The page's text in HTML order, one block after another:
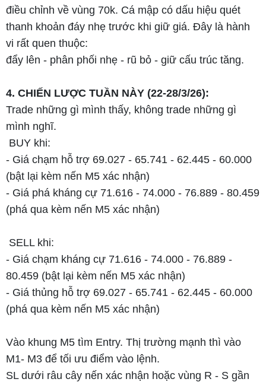
điều chỉnh về vùng 70k. Cá mập có dấu hiệu quét
thanh khoản đáy nhẹ trước khi giữ giá. Đây là hành
vi rất quen thuộc:
đẩy lên - phân phối nhẹ - rũ bỏ - giữ cấu trúc tăng.
4. CHIẾN LƯỢC TUẦN NÀY (22-28/3/26):
Trade những gì mình thấy, không trade những gì
mình nghĩ.
BUY khi:
- Giá chạm hỗ trợ 69.027 - 65.741 - 62.445 - 60.000
(bật lại kèm nến M5 xác nhận)
- Giá phá kháng cự 71.616 - 74.000 - 76.889 - 80.459
(phá qua kèm nến M5 xác nhận)
SELL khi:
- Giá chạm kháng cự 71.616 - 74.000 - 76.889 -
80.459 (bật lại kèm nến M5 xác nhận)
- Giá thủng hỗ trợ 69.027 - 65.741 - 62.445 - 60.000
(phá qua kèm nến M5 xác nhận)
Vào khung M5 tìm Entry. Thị trường mạnh thì vào
M1- M3 để tối ưu điểm vào lệnh.
SL dưới râu cây nến xác nhận hoặc vùng R - S gần